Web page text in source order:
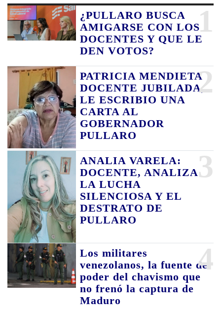
1
¿PULLARO BUSCA
AMIGARSE CON LOS
DOCENTES Y QUE LE
DEN VOTOS?
2
PATRICIA MENDIETA
DOCENTE JUBILADA,
LE ESCRIBIO UNA
CARTA AL
GOBERNADOR
PULLARO
3
ANALIA VARELA:
DOCENTE, ANALIZA
LA LUCHA
SILENCIOSA Y EL
DESTRATO DE
PULLARO
4
Los militares
venezolanos, la fuente de
poder del chavismo que
no frenó la captura de
Maduro